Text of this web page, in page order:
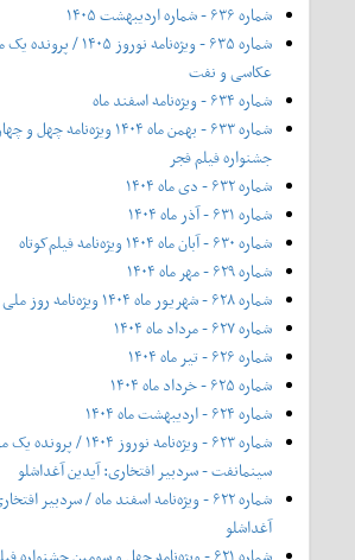
شماره ۶۳۶ - شماره اردیبهشت ۱۴۰۵
شماره ۶۳۵ - ویژه‌نامه نوروز
عکاسی و نفت
شماره ۶۳۴ - ویژه‌نامه اسفند ماه
شماره ۶۳۳ - بهمن ماه ۱۴۰۴ ویژه‌نامه
جشنواره فیلم فجر
شماره ۶۳۲ - دی ماه ۱۴۰۴
شماره ۶۳۱ - آذر ماه ۱۴۰۴
شماره ۶۳۰ - آبان ماه ۱۴۰۴ ویژه‌نامه فیلم‌کوتاه
شماره ۶۲۹ - مهر ماه ۱۴۰۴
شماره ۶۲۸ - شهریور ماه ۱۴۰۴ ویژه‌نامه روز ملی سینما
شماره ۶۲۷ - مرداد ماه ۱۴۰۴
شماره ۶۲۶ - تیر ماه ۱۴۰۴
شماره ۶۲۵ - خرداد ماه ۱۴۰۴
شماره ۶۲۴ - اردیبهشت ماه ۱۴۰۴
شماره ۶۲۳ - ویژه‌نامه نوروز
سینمانفت - سردبیر افتخاری: آیدین آغداشلو
شماره ۶۲۲ - ویژه‌نامه اسفند ماه / سردبیر
آغداشلو